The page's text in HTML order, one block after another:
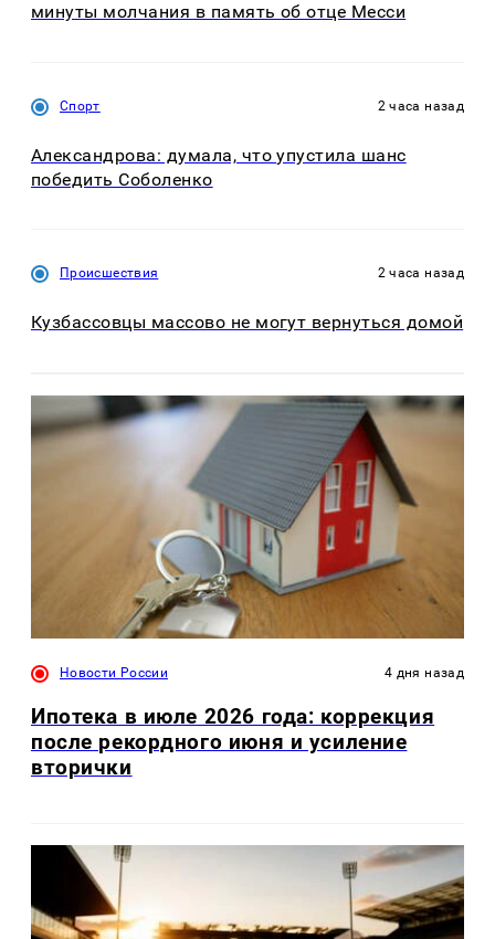
минуты молчания в память об отце Месси
Спорт 2 часа назад
Александрова: думала, что упустила шанс
победить Соболенко
Происшествия 2 часа назад
Кузбассовцы массово не могут вернуться домой
Новости России 4 дня назад
Ипотека в июле 2026 года: коррекция
после рекордного июня и усиление
вторички